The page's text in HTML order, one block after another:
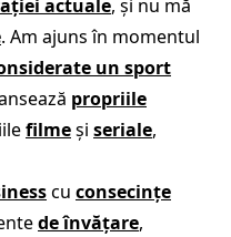
actuale, și nu mă
. Am ajuns în momentul
un sport
propriile
filmeși seriale,
cu consecințe
de învățare,